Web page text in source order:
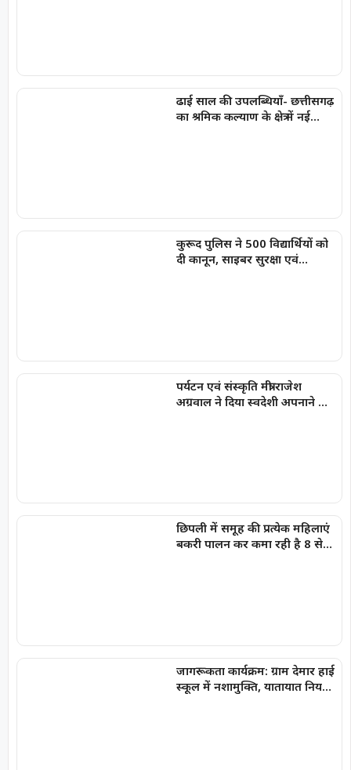
ढाई साल की उपलब्धियाँ- छत्तीसगढ़
का श्रमिक कल्याण के क्षेत्र में नई
कुरूद पुलिस ने 500 विद्यार्थियों को
दी कानून, साइबर सुरक्षा एवं
पर्यटन एवं संस्कृति मंत्री राजेश
अग्रवाल ने दिया स्वदेशी अपनाने का
छिपली में समूह की प्रत्येक महिलाएं
बकरी पालन कर कमा रही है 8 से
जागरूकता कार्यक्रम: ग्राम देमार हाई
स्कूल में नशामुक्ति, यातायात नियमों